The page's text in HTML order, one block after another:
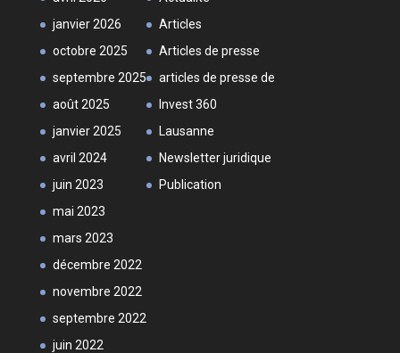
janvier 2026
octobre 2025
septembre 2025
août 2025
janvier 2025
avril 2024
juin 2023
mai 2023
mars 2023
décembre 2022
novembre 2022
septembre 2022
juin 2022
Articles
Articles de presse
articles de presse de
Invest 360
Lausanne
Newsletter juridique
Publication